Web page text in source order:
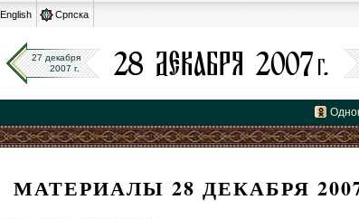
English Српска
27 декабря
2007 г.
МАТЕРИАЛЫ 28 ДЕКАБРЯ